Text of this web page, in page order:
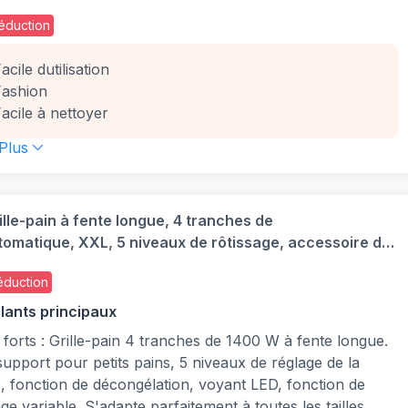
TL430811
Facile dutilisation
Fashion
Facile à nettoyer
pain à fente longue, 4 tranches de
XXL, 5 niveaux de rôtissage, accessoire de
décongélation, tiroir ramasse-miettes, Noir
principaux
forts : Grille-pain 4 tranches de 1400 W à fente longue.
pour petits pains, 5 niveaux de réglage de la
fonction de décongélation, voyant LED, fonction de